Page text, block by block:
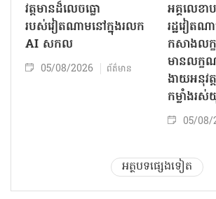
វត្តមានដ៏លេចធ្លោ
របស់វៀតណាមនៅក្នុងរលក
AI សកល
05/08/2026 ព័ត៌មាន
អគ្គលេខា
រដ្ឋវៀត
កសាងលក្
មានលក្ខណ
ងាយអនុវ
កម្លាំងរស់
05/08/
អត្ថបទផ្សេងទៀត